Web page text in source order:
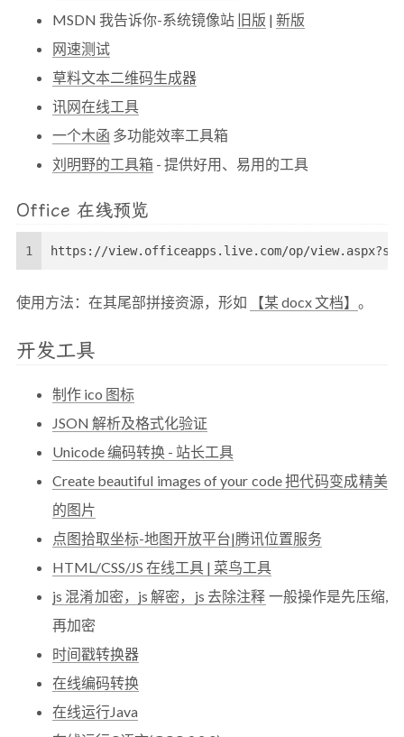
MSDN 我告诉你-系统镜像站 旧版 | 新版
网速测试
草料文本二维码生成器
讯网在线工具
一个木函 多功能效率工具箱
刘明野的工具箱 - 提供好用、易用的工具
Office 在线预览
1 https://view.officeapps.live.com/op/
使用方法：在其尾部拼接资源，形如 【某 docx 文档】 。
开发工具
制作 ico 图标
JSON 解析及格式化验证
Unicode 编码转换 - 站长工具
Create beautiful images of your code 把代码变成精美
的图片
点图拾取坐标-地图开放平台|腾讯位置服务
HTML/CSS/JS 在线工具 | 菜鸟工具
js 混淆加密，js 解密，js 去除注释 一般操作是先压缩,
再加密
时间戳转换器
在线编码转换
在线运行Java